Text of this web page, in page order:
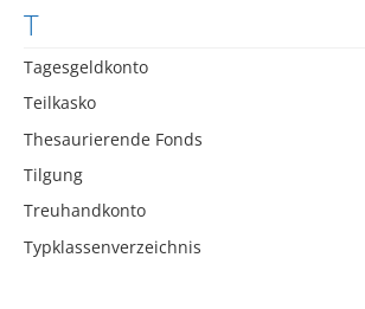
T
Tagesgeldkonto
Teilkasko
Thesaurierende Fonds
Tilgung
Treuhandkonto
Typklassenverzeichnis